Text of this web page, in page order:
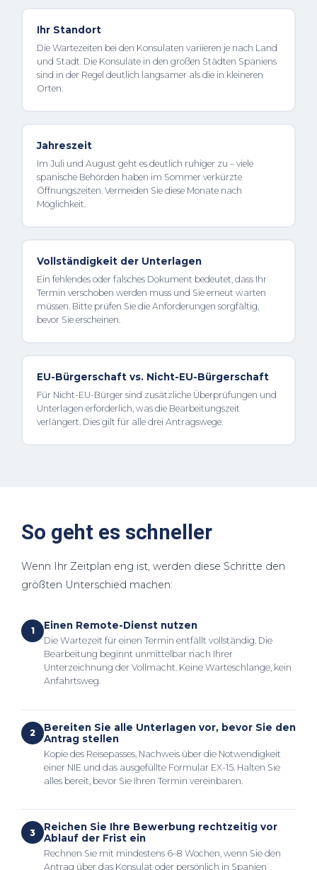
Ihr Standort
Die Wartezeiten bei den Konsulaten variieren je nach Land
und Stadt. Die Konsulate in den großen Städten Spaniens
sind in der Regel deutlich langsamer als die in kleineren
Orten.
Jahreszeit
Im Juli und August geht es deutlich ruhiger zu – viele
spanische Behörden haben im Sommer verkürzte
Öffnungszeiten. Vermeiden Sie diese Monate nach
Möglichkeit.
Vollständigkeit der Unterlagen
Ein fehlendes oder falsches Dokument bedeutet, dass Ihr
Termin verschoben werden muss und Sie erneut warten
müssen. Bitte prüfen Sie die Anforderungen sorgfältig,
bevor Sie erscheinen.
EU-Bürgerschaft vs. Nicht-EU-Bürgerschaft
Für Nicht-EU-Bürger sind zusätzliche Überprüfungen und
Unterlagen erforderlich, was die Bearbeitungszeit
verlängert. Dies gilt für alle drei Antragswege.
So geht es schneller
Wenn Ihr Zeitplan eng ist, werden diese Schritte den
größten Unterschied machen:
1 Einen Remote-Dienst nutzen
Die Wartezeit für einen Termin entfällt vollständig. Die
Bearbeitung beginnt unmittelbar nach Ihrer
Unterzeichnung der Vollmacht. Keine Warteschlange, kein
Anfahrtsweg.
2
Bereiten Sie alle Unterlagen vor, bevor Sie den
Antrag stellen
Kopie des Reisepasses, Nachweis über die Notwendigkeit
einer NIE und das ausgefüllte Formular EX-15. Halten Sie
alles bereit, bevor Sie Ihren Termin vereinbaren.
3
Reichen Sie Ihre Bewerbung rechtzeitig vor
Ablauf der Frist ein
Rechnen Sie mit mindestens 6–8 Wochen, wenn Sie den
Antrag über das Konsulat oder persönlich in Spanien